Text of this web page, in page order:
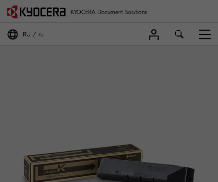
KYOCERA Document Solutions
RU ru